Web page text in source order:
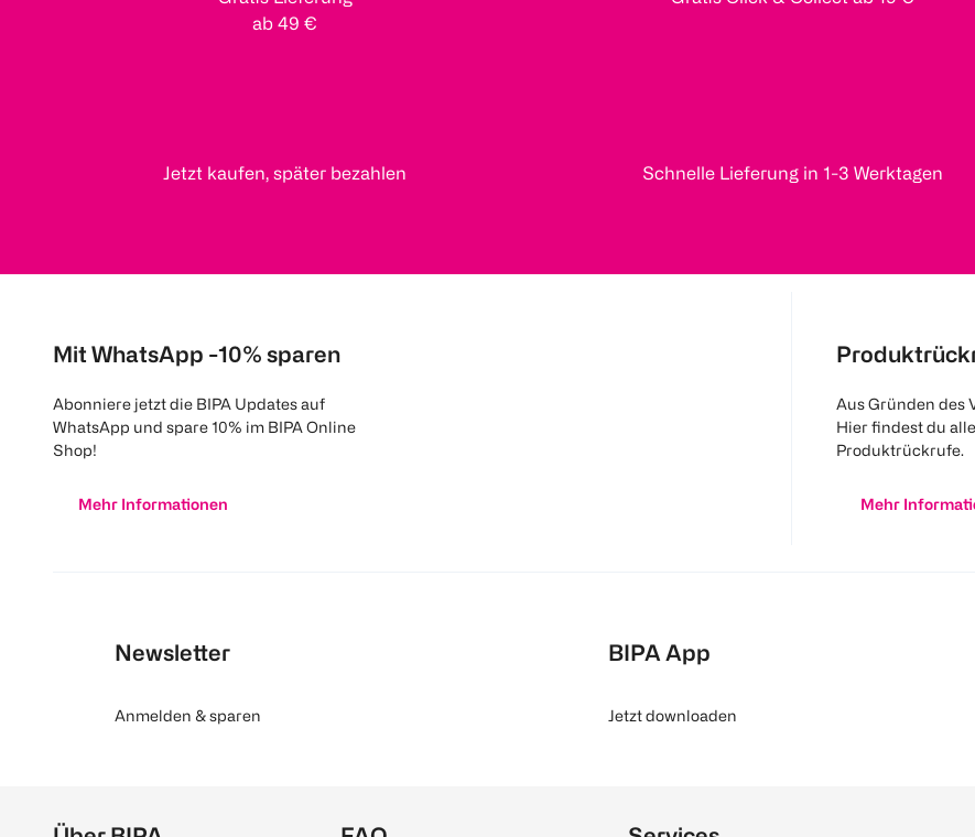
ab 49 €
Jetzt kaufen, später bezahlen Schnelle Lieferung in 1-3 Werktagen
Mit WhatsApp -10% sparen
Abonniere jetzt die BIPA Updates auf
WhatsApp und spare 10% im BIPA Online
Shop!
Mehr Informationen
Aus Gründen des
Hier findest du
Produktrückrufe.
Mehr
Newsletter
Anmelden & sparen
BIPA App
Jetzt downloaden